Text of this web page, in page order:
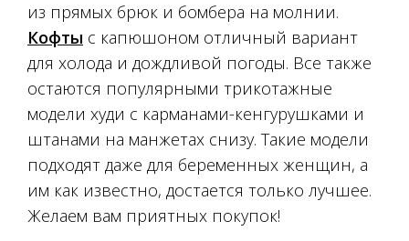
из прямых брюк и бомбера на молнии.
Кофты с капюшоном отличный вариант
для холода и дождливой погоды. Все также
остаются популярными трикотажные
модели худи с карманами-кенгурушками и
штанами на манжетах снизу. Такие модели
подходят даже для беременных женщин, а
им как известно, достается только лучшее.
Желаем вам приятных покупок!